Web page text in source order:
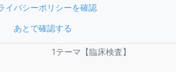
イバシーポリシーを確認
あとで確認する
1テーマ【臨床検査】
1テーマ【臨床検査】